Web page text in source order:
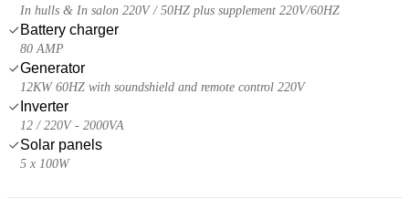
In hulls & In salon 220V / 50HZ plus supplement 220V/60HZ
Battery charger
80 AMP
Generator
12KW 60HZ with soundshield and remote control 220V
Inverter
12 / 220V - 2000VA
Solar panels
5 x 100W